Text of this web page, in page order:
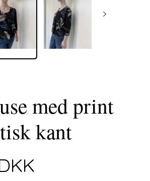
med print
kant